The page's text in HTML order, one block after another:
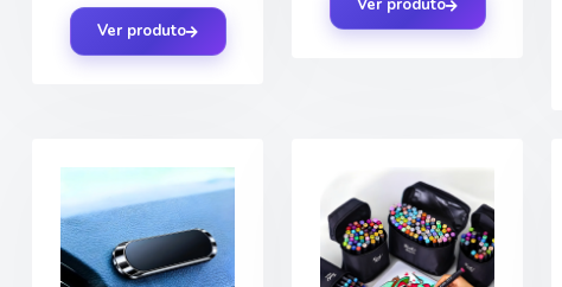
Ver produto
Ver produto